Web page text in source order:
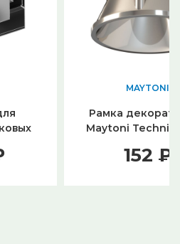
MAYTONI
Рамка
Maytoni
152 ₽